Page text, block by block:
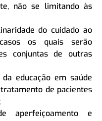
não se limitando às
do cuidado ao
os quais serão
conjuntas de outras
educação em saúde
de pacientes
aperfeiçoamento e